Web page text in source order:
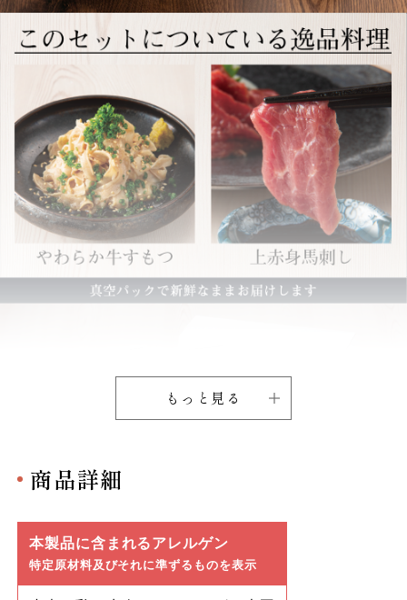
もっと見る
商品詳細
本製品に含まれるアレルゲン
特定原材料及びそれに準ずるものを表示